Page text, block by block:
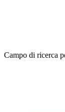
Campo di ricerca